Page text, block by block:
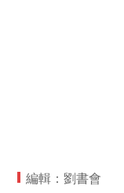
編輯：劉書會